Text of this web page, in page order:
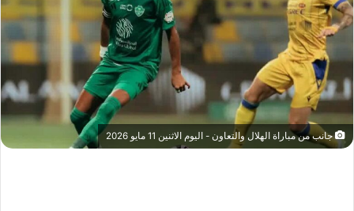
جانب من مباراة الهلال والتعاون - اليوم الاثنين 11 مايو 2026